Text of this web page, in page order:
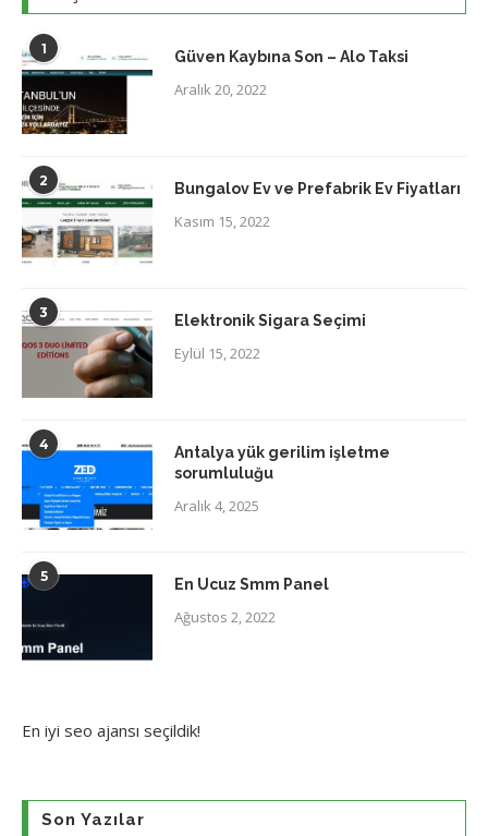
1 Güven Kaybına Son – Alo Taksi
Aralık 20, 2022
2 Bungalov Ev ve Prefabrik Ev Fiyatları
Kasım 15, 2022
3 Elektronik Sigara Seçimi
Eylül 15, 2022
4
Antalya yük gerilim işletme
sorumluluğu
Aralık 4, 2025
5 En Ucuz Smm Panel
Ağustos 2, 2022
En iyi seo ajansı seçildik!
Son Yazılar